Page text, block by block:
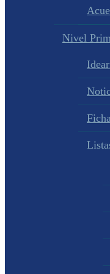
Nivel